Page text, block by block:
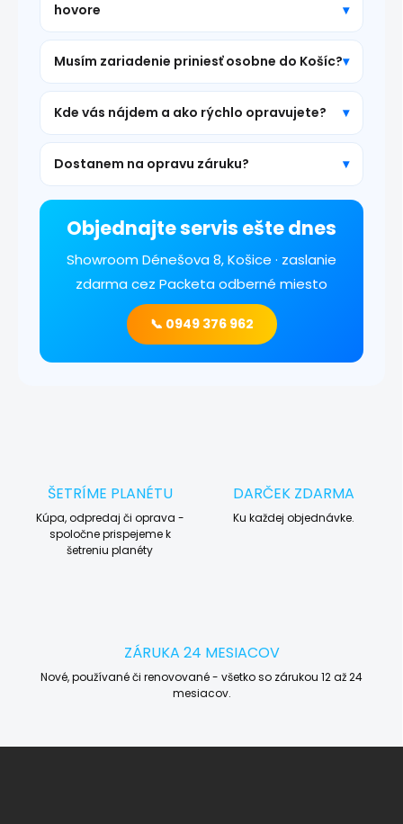
hovore
Musím zariadenie priniesť osobne do Košíc?
Kde vás nájdem a ako rýchlo opravujete?
Dostanem na opravu záruku?
Objednajte servis ešte dnes
Showroom Dénešova 8, Košice · zaslanie
zdarma cez Packeta odberné miesto
📞 0949 376 962
ŠETRÍME PLANÉTU
Kúpa, odpredaj či oprava -
spoločne prispejeme k
šetreniu planéty
DARČEK ZDARMA
Ku každej objednávke.
ZÁRUKA 24 MESIACOV
Nové, používané či renovované - všetko so zárukou 12 až 24
mesiacov.